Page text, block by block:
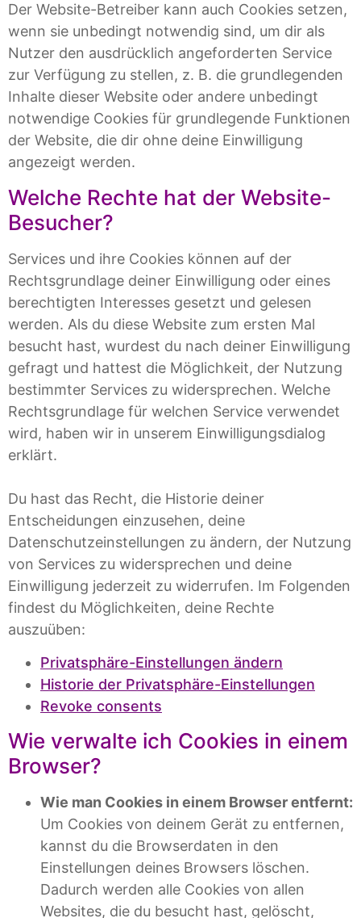
Der Website-Betreiber kann auch Cookies setzen,
wenn sie unbedingt notwendig sind, um dir als
Nutzer den ausdrücklich angeforderten Service
zur Verfügung zu stellen, z. B. die grundlegenden
Inhalte dieser Website oder andere unbedingt
notwendige Cookies für grundlegende Funktionen
der Website, die dir ohne deine Einwilligung
angezeigt werden.
Welche Rechte hat der Website-
Besucher?
Services und ihre Cookies können auf der
Rechtsgrundlage deiner Einwilligung oder eines
berechtigten Interesses gesetzt und gelesen
werden. Als du diese Website zum ersten Mal
besucht hast, wurdest du nach deiner Einwilligung
gefragt und hattest die Möglichkeit, der Nutzung
bestimmter Services zu widersprechen. Welche
Rechtsgrundlage für welchen Service verwendet
wird, haben wir in unserem Einwilligungsdialog
erklärt.
Du hast das Recht, die Historie deiner
Entscheidungen einzusehen, deine
Datenschutzeinstellungen zu ändern, der Nutzung
von Services zu widersprechen und deine
Einwilligung jederzeit zu widerrufen. Im Folgenden
findest du Möglichkeiten, deine Rechte
auszuüben:
Privatsphäre-Einstellungen ändern
Historie der Privatsphäre-Einstellungen
Revoke consents
Wie verwalte ich Cookies in einem
Browser?
Wie man Cookies in einem Browser entfernt:
Um Cookies von deinem Gerät zu entfernen,
kannst du die Browserdaten in den
Einstellungen deines Browsers löschen.
Dadurch werden alle Cookies von allen
Websites, die du besucht hast, gelöscht,